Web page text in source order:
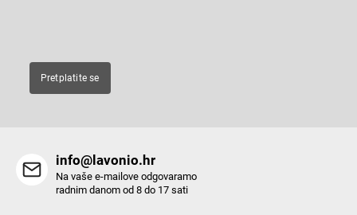
Pretplatite se
info@lavonio.hr
Na vaše e-mailove odgovaramo
radnim danom od 8 do 17 sati